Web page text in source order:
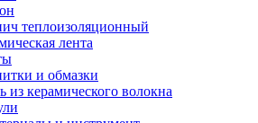
теплоизоляционный
лента
и обмазки
из керамического волокна